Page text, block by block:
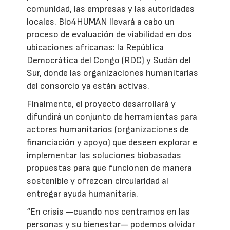
comunidad, las empresas y las autoridades
locales. Bio4HUMAN llevará a cabo un
proceso de evaluación de viabilidad en dos
ubicaciones africanas: la República
Democrática del Congo (RDC) y Sudán del
Sur, donde las organizaciones humanitarias
del consorcio ya están activas.
Finalmente, el proyecto desarrollará y
difundirá un conjunto de herramientas para
actores humanitarios (organizaciones de
financiación y apoyo) que deseen explorar e
implementar las soluciones biobasadas
propuestas para que funcionen de manera
sostenible y ofrezcan circularidad al
entregar ayuda humanitaria.
“En crisis —cuando nos centramos en las
personas y su bienestar— podemos olvidar